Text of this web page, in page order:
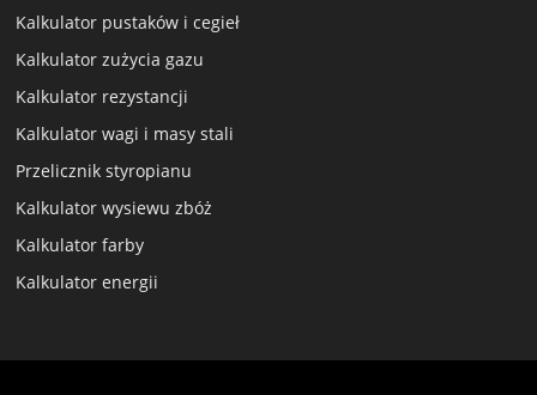
Kalkulator pustaków i cegieł
Kalkulator zużycia gazu
Kalkulator rezystancji
Kalkulator wagi i masy stali
Przelicznik styropianu
Kalkulator wysiewu zbóż
Kalkulator farby
Kalkulator energii